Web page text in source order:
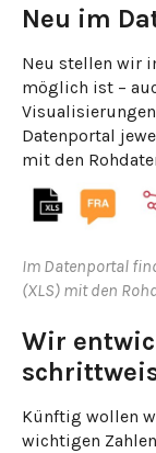
Neu im
Neu stellen wir
möglich ist –
Datenportal
mit den
Im Datenportal
(XLS) mit den
Wir
Künftig wollen
wichtigen